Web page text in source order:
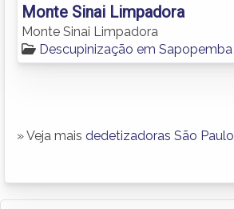
Monte Sinai Limpadora
Monte Sinai Limpadora
Descupinização em Sapopemba
» Veja mais dedetizadoras São Paulo